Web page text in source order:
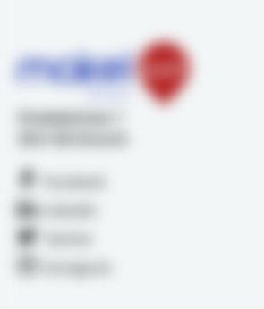
Stadsplateau 1
Facebook
LinkedIn
Instagram